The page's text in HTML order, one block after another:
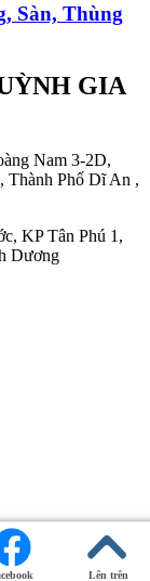
Sàn, Thùng
GIA
Nam 3-2D,
Phố Dĩ An ,
KP Tân Phú 1,
Dương
Lên trên